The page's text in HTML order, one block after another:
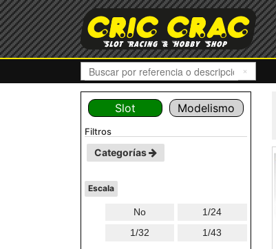
Slot Modelismo
filtros
Categorías
Escala
No
1/24
1/32
1/43